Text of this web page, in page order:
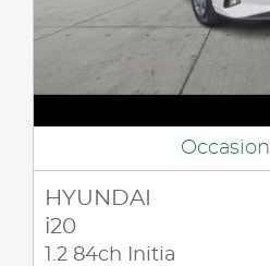
Occasion
HYUNDAI
i20
1.2 84ch Initia